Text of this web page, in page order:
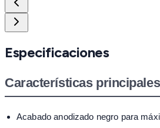
Especificaciones
Características principales
Acabado anodizado negro para